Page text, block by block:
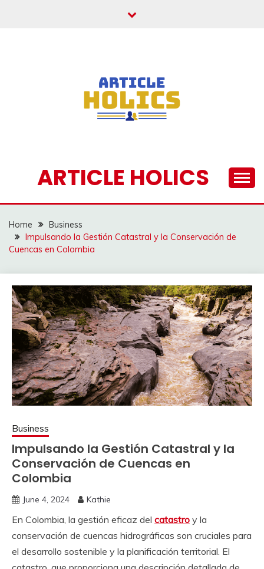
ARTICLE HOLICS
Home
Business
Impulsando la Gestión Catastral y la Conservación de
Cuencas en Colombia
Business
Impulsando la Gestión Catastral y la
Conservación de Cuencas en
Colombia
June 4, 2024 Kathie
En Colombia, la gestión eficaz del catastro y la
conservación de cuencas hidrográficas son cruciales para
el desarrollo sostenible y la planificación territorial. El